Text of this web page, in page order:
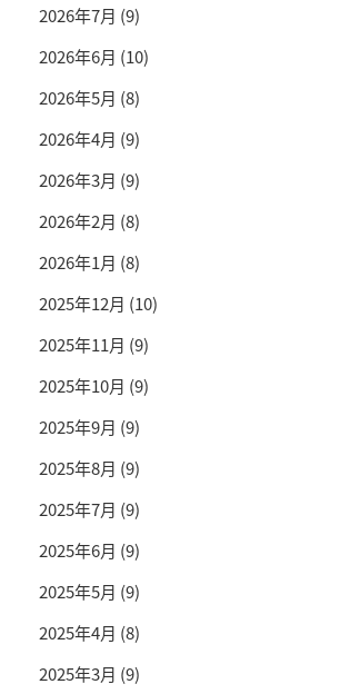
2026年7月 (9)
2026年6月 (10)
2026年5月 (8)
2026年4月 (9)
2026年3月 (9)
2026年2月 (8)
2026年1月 (8)
2025年12月 (10)
2025年11月 (9)
2025年10月 (9)
2025年9月 (9)
2025年8月 (9)
2025年7月 (9)
2025年6月 (9)
2025年5月 (9)
2025年4月 (8)
2025年3月 (9)